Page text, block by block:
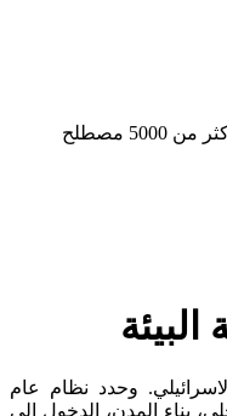
مدار - بيديا موسوعة مصطلحات تحوي أكثر من 5000 مصطلح
وحدد نظام عام
بناء المدن، الدخول إلى